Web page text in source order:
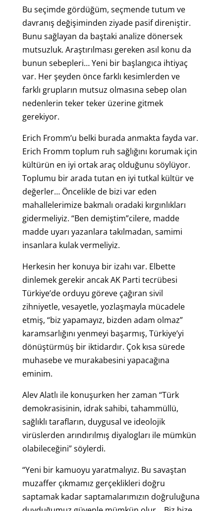
Bu seçimde gördüğüm, seçmende tutum ve
davranış değişiminden ziyade pasif direniştir.
Bunu sağlayan da baştaki analize dönersek
mutsuzluk. Araştırılması gereken asıl konu da
bunun sebepleri… Yeni bir başlangıca ihtiyaç
var. Her şeyden önce farklı kesimlerden ve
farklı grupların mutsuz olmasına sebep olan
nedenlerin teker teker üzerine gitmek
gerekiyor.
Erich Fromm’u belki burada anmakta fayda var.
Erich Fromm toplum ruh sağlığını korumak için
kültürün en iyi ortak araç olduğunu söylüyor.
Toplumu bir arada tutan en iyi tutkal kültür ve
değerler… Öncelikle de bizi var eden
mahallelerimize bakmalı oradaki kırgınlıkları
gidermeliyiz. “Ben demiştim”cilere, madde
madde uyarı yazanlara takılmadan, samimi
insanlara kulak vermeliyiz.
Herkesin her konuya bir izahı var. Elbette
dinlemek gerekir ancak AK Parti tecrübesi
Türkiye’de orduyu göreve çağıran sivil
zihniyetle, vesayetle, yozlaşmayla mücadele
etmiş, “biz yapamayız, bizden adam olmaz”
karamsarlığını yenmeyi başarmış, Türkiye’yi
dönüştürmüş bir iktidardır. Çok kısa sürede
muhasebe ve murakabesini yapacağına
eminim.
Alev Alatlı ile konuşurken her zaman “Türk
demokrasisinin, idrak sahibi, tahammüllü,
sağlıklı tarafların, duygusal ve ideolojik
virüslerden arındırılmış diyalogları ile mümkün
olabileceğini” söylerdi.
“Yeni bir kamuoyu yaratmalıyız. Bu savaştan
muzaffer çıkmamız gerçeklikleri doğru
saptamak kadar saptamalarımızın doğruluğuna